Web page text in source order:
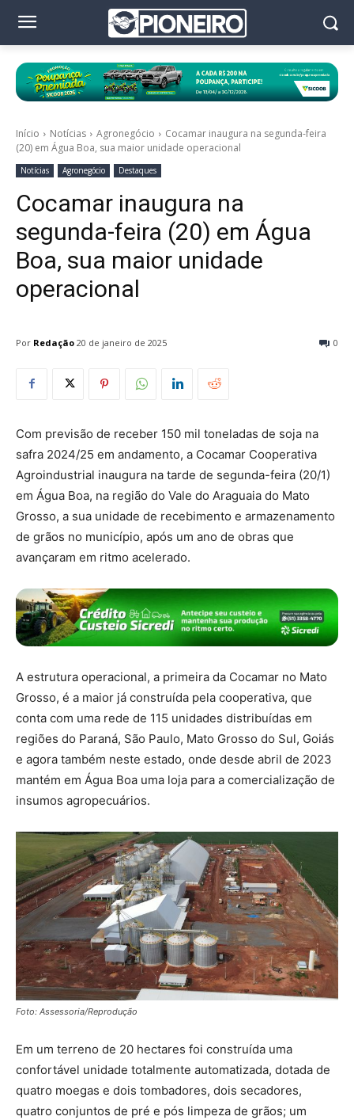
Início Notícias Agronegócio
Cocamar inaugura na segunda-feira
(20) em Água Boa, sua maior unidade operacional
Notícias Agronegócio Destaques
Cocamar inaugura na
segunda-feira (20) em Água
Boa, sua maior unidade
operacional
Por Redação 0
20 de janeiro de 2025
Com previsão de receber 150 mil toneladas de soja na
safra 2024/25 em andamento, a Cocamar Cooperativa
Agroindustrial inaugura na tarde de segunda-feira (20/1)
em Água Boa, na região do Vale do Araguaia do Mato
Grosso, a sua unidade de recebimento e armazenamento
de grãos no município, após um ano de obras que
avançaram em ritmo acelerado.
A estrutura operacional, a primeira da Cocamar no Mato
Grosso, é a maior já construída pela cooperativa, que
conta com uma rede de 115 unidades distribuídas em
regiões do Paraná, São Paulo, Mato Grosso do Sul, Goiás
e agora também neste estado, onde desde abril de 2023
mantém em Água Boa uma loja para a comercialização de
insumos agropecuários.
Foto: Assessoria/Reprodução
Em um terreno de 20 hectares foi construída uma
confortável unidade totalmente automatizada, dotada de
quatro moegas e dois tombadores, dois secadores,
quatro conjuntos de pré e pós limpeza de grãos; um